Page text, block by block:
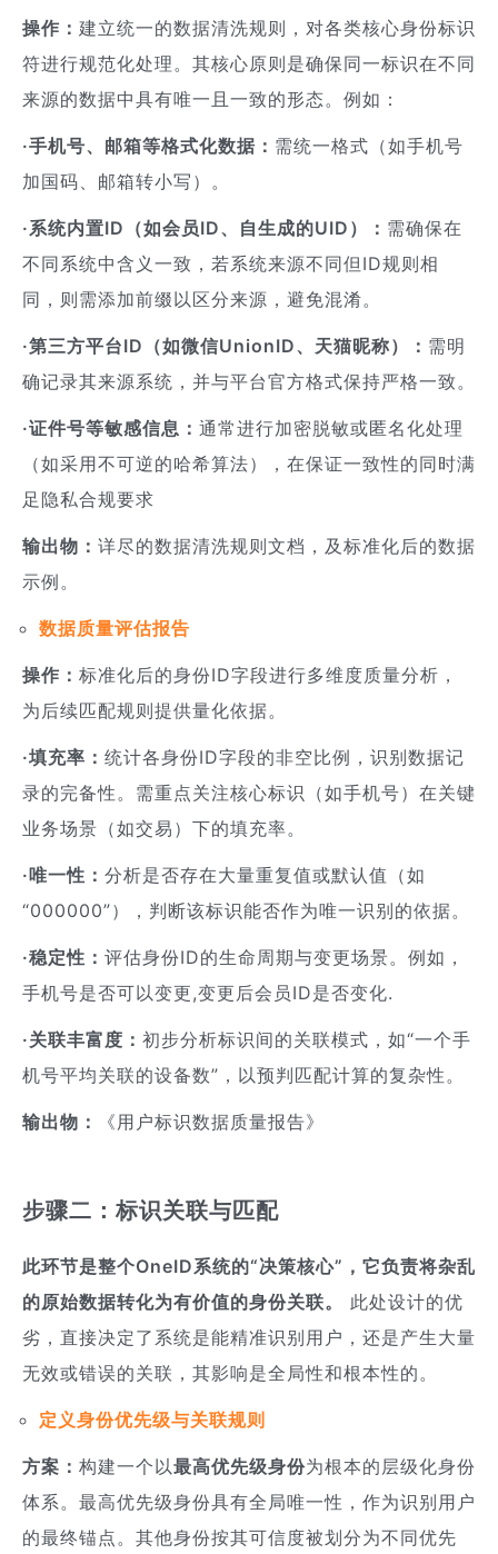
操作： 建立统一的数据清洗规则，对各类核心身份标识
符进行规范化处理。其核心原则是确保同一标识在不同
来源的数据中具有唯一且一致的形态。例如：
·手机号、邮箱等格式化数据： 需统一格式（如手机号
加国码、邮箱转小写）。
·系统内置ID（如会员ID、自生成的UID）： 需确保在
不同系统中含义一致，若系统来源不同但ID规则相
同，则需添加前缀以区分来源，避免混淆。
·第三方平台ID（如微信UnionID、天猫昵称）： 需明
确记录其来源系统，并与平台官方格式保持严格一致。
·证件号等敏感信息： 通常进行加密脱敏或匿名化处理
（如采用不可逆的哈希算法），在保证一致性的同时满
足隐私合规要求
输出物： 详尽的数据清洗规则文档，及标准化后的数据
示例。
数据质量评估报告
操作： 标准化后的身份ID字段进行多维度质量分析，
为后续匹配规则提供量化依据。
·填充率： 统计各身份ID字段的非空比例，识别数据记
录的完备性。需重点关注核心标识（如手机号）在关键
业务场景（如交易）下的填充率。
·唯一性： 分析是否存在大量重复值或默认值（如
“000000”），判断该标识能否作为唯一识别的依据。
·稳定性： 评估身份ID的生命周期与变更场景。例如，
手机号是否可以变更,变更后会员ID是否变化.
·关联丰富度： 初步分析标识间的关联模式，如“一个手
机号平均关联的设备数”，以预判匹配计算的复杂性。
输出物： 《用户标识数据质量报告》
步骤二：标识关联与匹配
此环节是整个OneID系统的“决策核心”，它负责将杂乱
的原始数据转化为有价值的身份关联。
此处设计的优
劣，直接决定了系统是能精准识别用户，还是产生大量
无效或错误的关联，其影响是全局性和根本性的。
定义身份优先级与关联规则
方案： 构建一个以最高优先级身份为根本的层级化身份
体系。最高优先级身份具有全局唯一性，作为识别用户
的最终锚点。其他身份按其可信度被划分为不同优先